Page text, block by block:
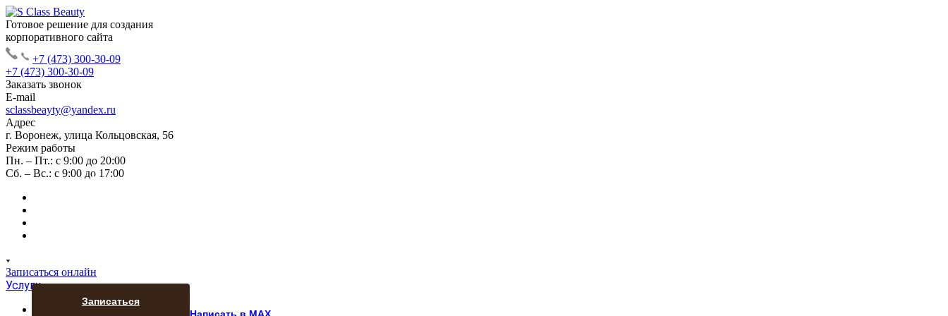
Готовое решение для создания
корпоративного сайта
+7 (473) 300-30-09
+7 (473) 300-30-09
Заказать звонок
E-mail
sclassbeayty@yandex.ru
Адрес
г. Воронеж, улица Кольцовская, 56
Режим работы
Пн. – Пт.: с 9:00 до 20:00
Сб. – Вс.: с 9:00 до 17:00
Записаться онлайн
Услуги
Аппаратная косметология
УДАЛЕНИЕ РАСТЯЖЕК
Записаться
Написать в MAX